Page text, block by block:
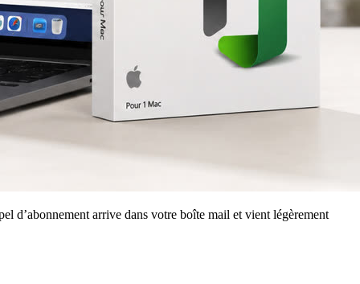
d’abonnement arrive dans votre boîte mail et vient légèrement